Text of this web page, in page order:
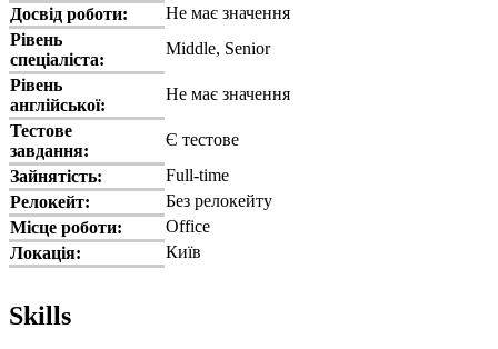
Досвід роботи:
Не має значення
Рівень
спеціаліста:
Middle, Senior
Рівень
англійської:
Не має значення
Тестове
завдання:
Є тестове
Зайнятість:
Full-time
Релокейт:
Без релокейту
Місце роботи:
Office
Локація:
Київ
Skills